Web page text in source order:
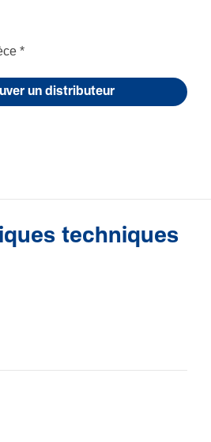
*
un distributeur
techniques